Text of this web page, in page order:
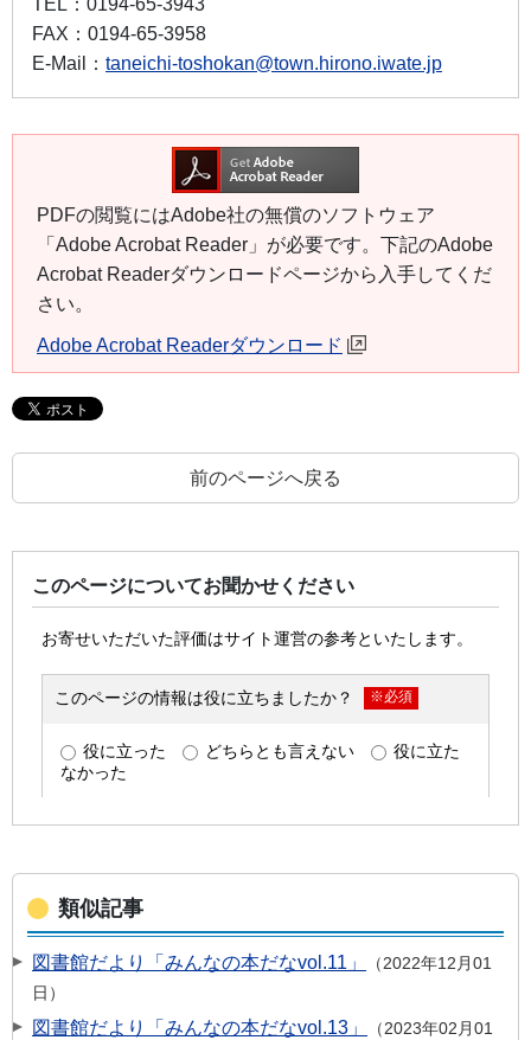
TEL： 0194-65-3943
FAX： 0194-65-3958
E-Mail： taneichi-toshokan@town.hirono.iwate.jp
PDFの閲覧にはAdobe社の無償のソフトウェア
「Adobe Acrobat Reader」が必要です。下記のAdobe
Acrobat Readerダウンロードページから入手してくだ
さい。
Adobe Acrobat Readerダウンロード
前のページへ戻る
このページについてお聞かせください
類似記事
図書館だより「みんなの本だなvol.11」
2022年12月01
日
図書館だより「みんなの本だなvol.13」
2023年02月01